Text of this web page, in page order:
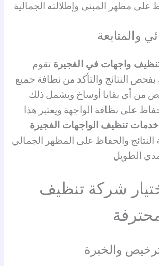
على مظهر المبنى وإطلالته الجمالية
والمتابعة
واجهات في الفجيرة تقوم
النتائج والتأكد من نظافة جميع
من أي بقايا أوساخ ويشمل ذلك
على نظافة الواجهة ويعتبر هذا
خدمات تنظيف الواجهات الفجيرة
والحفاظ على المظهر الجمالي
الطويل
شركة تنظيف
والخبرة